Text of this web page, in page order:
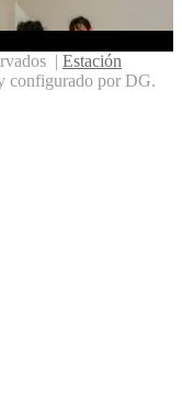
| Estación
configurado por DG.